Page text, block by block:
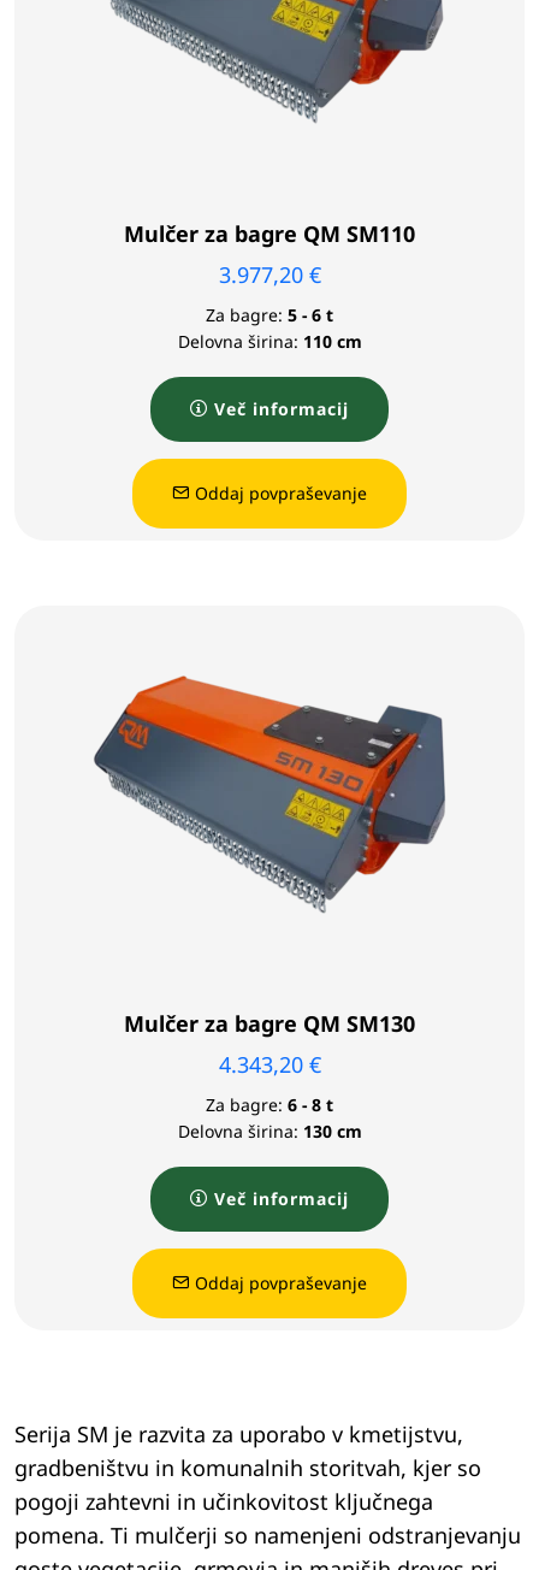
Mulčer za bagre QM SM110
3.977,20 €
Za bagre: 5 - 6 t
Delovna širina: 110 cm
Več informacij
Oddaj povpraševanje
Mulčer za bagre QM SM130
4.343,20 €
Za bagre: 6 - 8 t
Delovna širina: 130 cm
Več informacij
Oddaj povpraševanje
Serija SM je razvita za uporabo v kmetijstvu,
gradbeništvu in komunalnih storitvah, kjer so
pogoji zahtevni in učinkovitost ključnega
pomena. Ti mulčerji so namenjeni odstranjevanju